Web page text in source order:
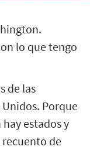
lo que tengo
de las
Porque
estados y
de